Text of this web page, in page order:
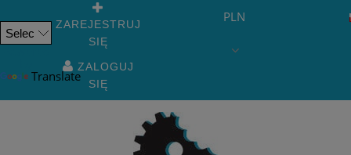
Translate
ZAREJESTRUJ
SIĘ
ZALOGUJ
SIĘ
PLN